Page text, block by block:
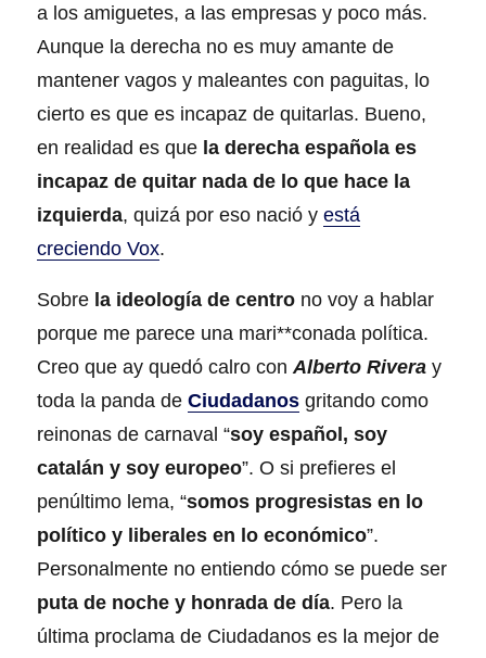
a los amiguetes, a las empresas y poco más.
Aunque la derecha no es muy amante de
mantener vagos y maleantes con paguitas, lo
cierto es que es incapaz de quitarlas. Bueno,
en realidad es que la derecha española es
incapaz de quitar nada de lo que hace la
izquierda, quizá por eso nació yestá
creciendo Vox.
Sobre la ideología de centro no voy a hablar
porque me parece una mari**conada política.
Creo que ay quedó calro conAlberto Rivera y
toda la panda deCiudadanos gritando como
reinonas de carnaval “soy español, soy
catalán y soy europeo”. O si prefieres el
penúltimo lema, “somos progresistas en lo
político y liberales en lo económico”.
Personalmente no entiendo cómo se puede ser
puta de noche y honrada de día. Pero la
última proclama de Ciudadanos es la mejor de